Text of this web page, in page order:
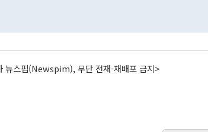
뉴스핌(Newspim), 무단 전재-재배포 금지>